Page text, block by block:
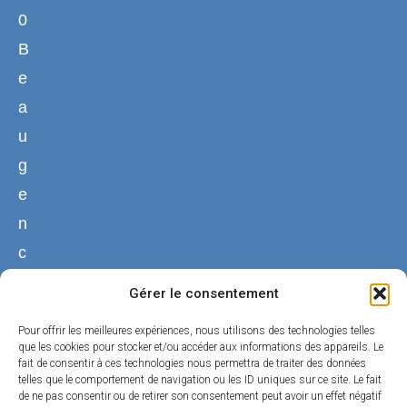
Gérer le consentement
Pour offrir les meilleures expériences, nous utilisons des technologies telles
que les cookies pour stocker et/ou accéder aux informations des appareils. Le
fait de consentir à ces technologies nous permettra de traiter des données
telles que le comportement de navigation ou les ID uniques sur ce site. Le fait
de ne pas consentir ou de retirer son consentement peut avoir un effet négatif
0
B
e
a
u
g
e
n
c
02
38
44
50